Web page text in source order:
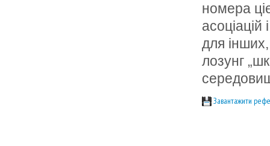
номера
для
лозунг
Завантажити